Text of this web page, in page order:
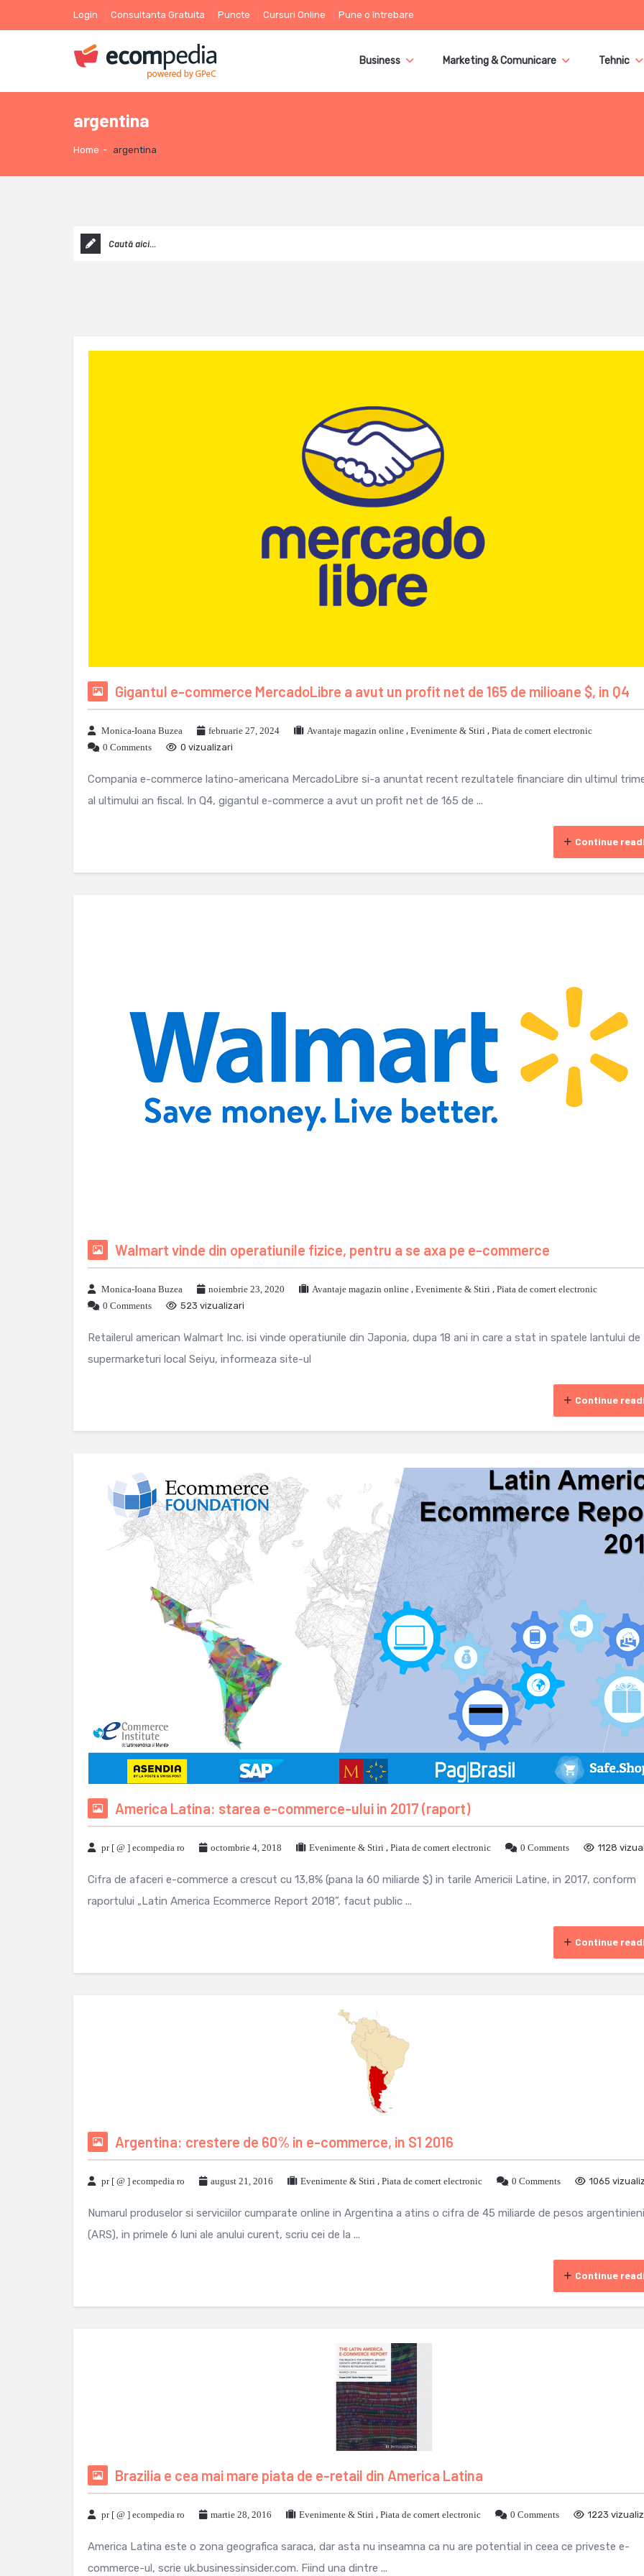
Login Consultanta Gratuita Puncte Cursuri Online Pune o întrebare
Business Marketing & Comunicare Tehnic
argentina
Home - argentina
Gigantul e-commerce MercadoLibre a avut un profit net de 165 de milioane $, in Q4
Monica-Ioana Buzea februarie 27, 2024 Avantaje magazin online , Evenimente & Stiri , Piata de comert electronic
0 Comments
0 vizualizari
Compania e-commerce latino-americana MercadoLibre si-a anuntat recent rezultatele financiare din ultimul
al ultimului an fiscal. In Q4, gigantul e-commerce a avut un profit net de 165 de ...
Continue
Walmart vinde din operatiunile fizice, pentru a se axa pe e-commerce
Monica-Ioana Buzea noiembrie 23, 2020 Avantaje magazin online , Evenimente & Stiri , Piata de comert electronic
0 Comments
523 vizualizari
Retailerul american Walmart Inc. isi vinde operatiunile din Japonia, dupa 18 ani in care a stat in spatele lantului de
supermarketuri local Seiyu, informeaza site-ul
Continue
America Latina: starea e-commerce-ului in 2017 (raport)
pr [ @ ] ecompedia ro octombrie 4, 2018 Evenimente & Stiri , Piata de comert electronic 0 Comments 1128
Cifra de afaceri e-commerce a crescut cu 13,8% (pana la 60 miliarde $) in tarile Americii Latine, in 2017, conform
raportului „Latin America Ecommerce Report 2018”, facut public ...
Continue
Argentina: crestere de 60% in e-commerce, in S1 2016
pr [ @ ] ecompedia ro august 21, 2016 Evenimente & Stiri , Piata de comert electronic 0 Comments 1065
Numarul produselor si serviciilor cumparate online in Argentina a atins o cifra de 45 miliarde de pesos argentinieni
(ARS), in primele 6 luni ale anului curent, scriu cei de la ...
Continue
Brazilia e cea mai mare piata de e-retail din America Latina
pr [ @ ] ecompedia ro martie 28, 2016 Evenimente & Stiri , Piata de comert electronic 0 Comments 1223
America Latina este o zona geografica saraca, dar asta nu inseamna ca nu are potential in ceea ce priveste e-
commerce-ul, scrie uk.businessinsider.com. Fiind una dintre ...